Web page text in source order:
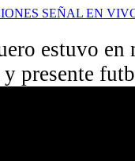
SEÑAL EN
estuvo en
y presente